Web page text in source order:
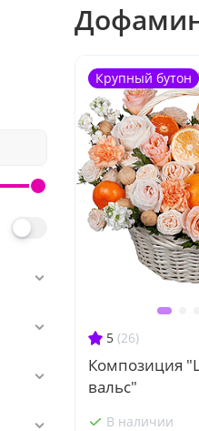
5 (26)
Композиция
вальс"
В наличии
Крупный бутон